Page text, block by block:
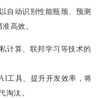
自动识别性能瓶颈、预测
高效。
计算、联邦学习等技术的
工具、提升开发效率，将
淘汰。